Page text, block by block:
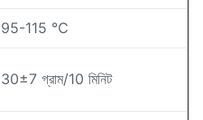
95-115 ℃
30±7 গ্রাম/10 মিনিট